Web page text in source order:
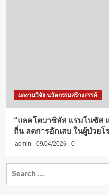
ผลงานวิจัย นวัตกรรมสร้างสรรค์
“แลคโตบาซิลัส แรมโนซัส
ถิ่น ลดการอักเสบ ในผู้ป่วยโ
admin 09/04/2026 0